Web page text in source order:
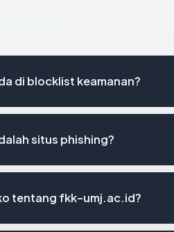
di blocklist keamanan?
situs phishing?
tentang fkk-umj.ac.id?